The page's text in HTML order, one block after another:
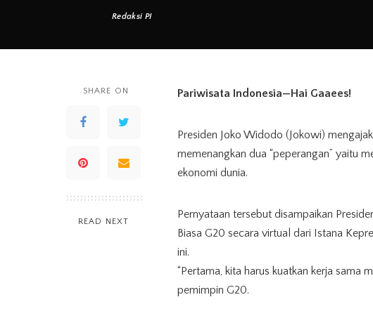
Posted
Redaksi PI
SHARE ON
READ NEXT
Pariwisata Indonesia—Hai Gaaees!
Presiden Joko Widodo (Jokowi)
memenangkan dua “peperangan” yaitu
ekonomi dunia.
Pernyataan tersebut disampaikan
Biasa G20 secara virtual dari Istana
ini.
“Pertama, kita harus kuatkan kerja sama
pemimpin G20.